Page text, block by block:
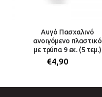
Αυγό Πασχαλινό
ανοιγόμενο πλαστικό
με τρύπα 9 εκ. (5 τεμ.)
€4,90